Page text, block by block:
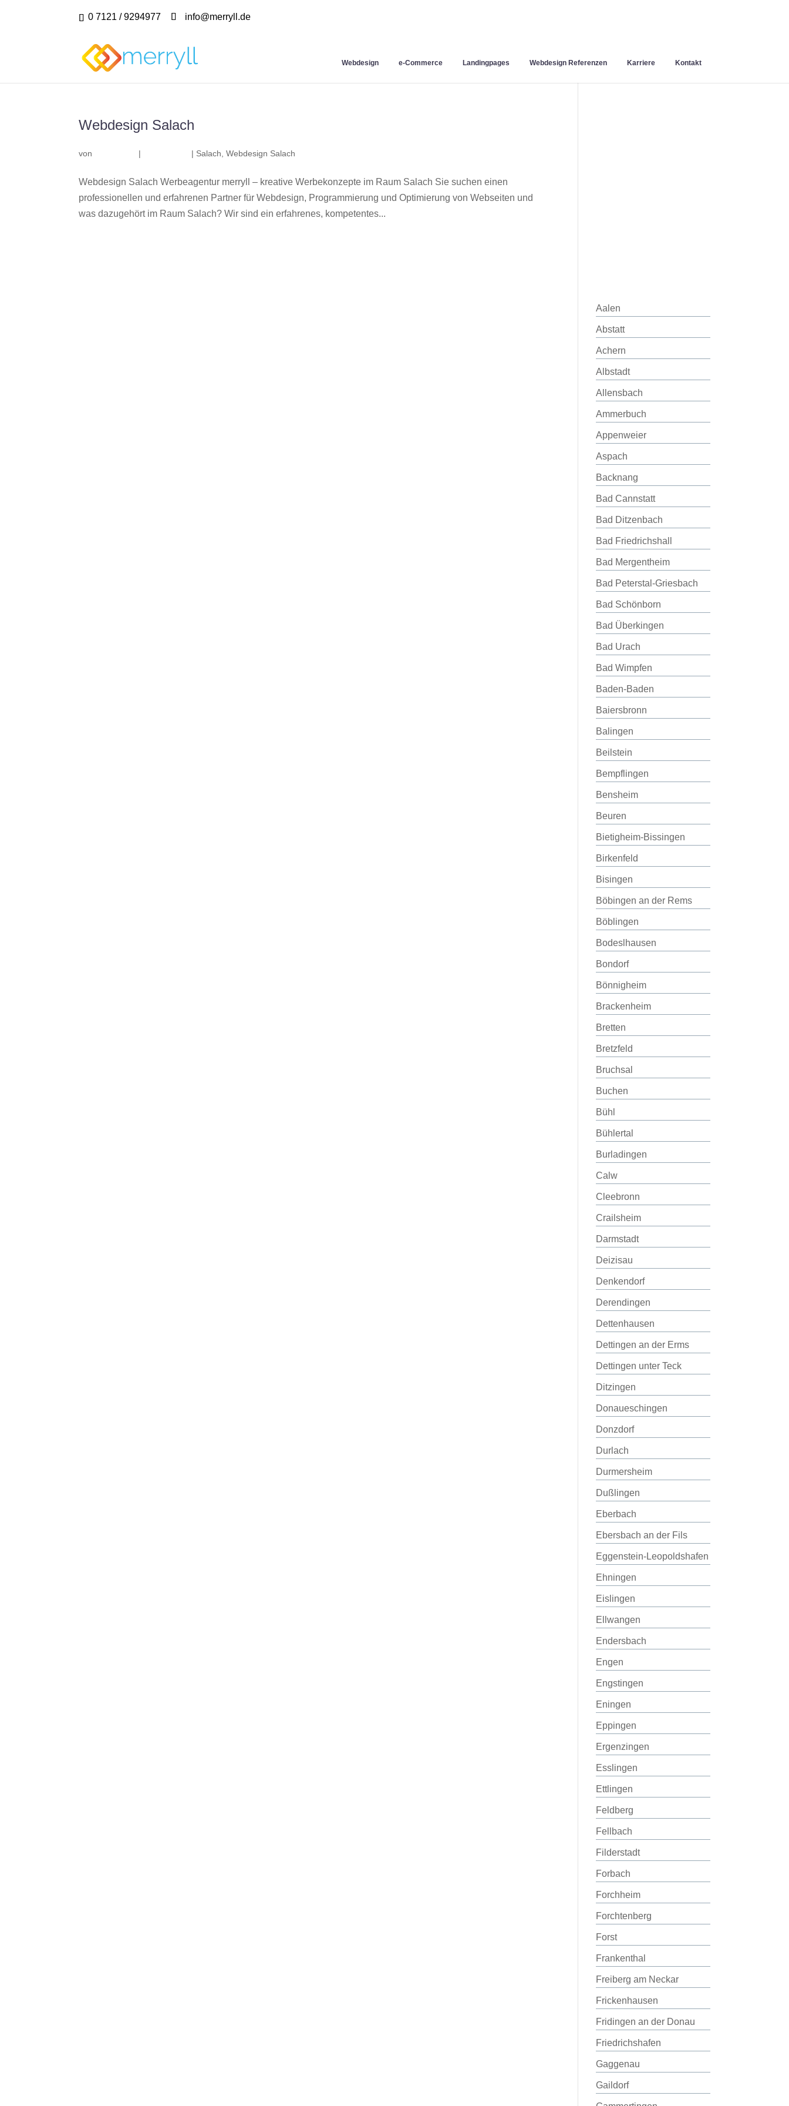
0 7121 / 9294977 info@merryll.de
Webdesign e-Commerce Landingpages Webdesign Referenzen Karriere Kontakt
Webdesign Salach
von | | Salach ,Webdesign Salach
Webdesign Salach Werbeagentur merryll – kreative Werbekonzepte im Raum Salach Sie suchen einen
professionellen und erfahrenen Partner für Webdesign, Programmierung und Optimierung von Webseiten und
was dazugehört im Raum Salach? Wir sind ein erfahrenes, kompetentes...
Aalen
Abstatt
Achern
Albstadt
Allensbach
Ammerbuch
Appenweier
Aspach
Backnang
Bad Cannstatt
Bad Ditzenbach
Bad Friedrichshall
Bad Mergentheim
Bad Peterstal-Griesbach
Bad Schönborn
Bad Überkingen
Bad Urach
Bad Wimpfen
Baden-Baden
Baiersbronn
Balingen
Beilstein
Bempflingen
Bensheim
Beuren
Bietigheim-Bissingen
Birkenfeld
Bisingen
Böbingen an der Rems
Böblingen
Bodeslhausen
Bondorf
Bönnigheim
Brackenheim
Bretten
Bretzfeld
Bruchsal
Buchen
Bühl
Bühlertal
Burladingen
Calw
Cleebronn
Crailsheim
Darmstadt
Deizisau
Denkendorf
Derendingen
Dettenhausen
Dettingen an der Erms
Dettingen unter Teck
Ditzingen
Donaueschingen
Donzdorf
Durlach
Durmersheim
Dußlingen
Eberbach
Ebersbach an der Fils
Eggenstein-Leopoldshafen
Ehningen
Eislingen
Ellwangen
Endersbach
Engen
Engstingen
Eningen
Eppingen
Ergenzingen
Esslingen
Ettlingen
Feldberg
Fellbach
Filderstadt
Forbach
Forchheim
Forchtenberg
Forst
Frankenthal
Freiberg am Neckar
Frickenhausen
Fridingen an der Donau
Friedrichshafen
Gaggenau
Gaildorf